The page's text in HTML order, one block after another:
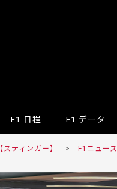
F1 日程 F1 データ
ティンガー】 > F1ニュース